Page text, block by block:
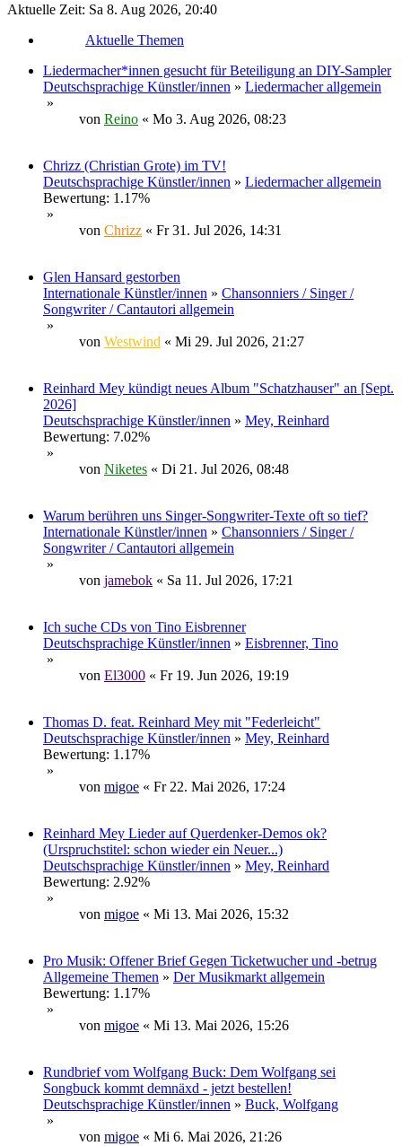
Aktuelle Zeit: Sa 8. Aug 2026, 20:40
Aktuelle Themen
Liedermacher*innen gesucht für Beteiligung an DIY-Sampler
Deutschsprachige Künstler/innen » Liedermacher allgemein
»
von Reino « Mo 3. Aug 2026, 08:23
Chrizz (Christian Grote) im TV!
Deutschsprachige Künstler/innen » Liedermacher allgemein
Bewertung: 1.17%
»
von Chrizz « Fr 31. Jul 2026, 14:31
Glen Hansard gestorben
Internationale Künstler/innen » Chansonniers / Singer /
Songwriter / Cantautori allgemein
»
von Westwind « Mi 29. Jul 2026, 21:27
Reinhard Mey kündigt neues Album "Schatzhauser" an [Sept.
2026]
Deutschsprachige Künstler/innen » Mey, Reinhard
Bewertung: 7.02%
»
von Niketes « Di 21. Jul 2026, 08:48
Warum berühren uns Singer-Songwriter-Texte oft so tief?
Internationale Künstler/innen » Chansonniers / Singer /
Songwriter / Cantautori allgemein
»
von jamebok « Sa 11. Jul 2026, 17:21
Ich suche CDs von Tino Eisbrenner
Deutschsprachige Künstler/innen » Eisbrenner, Tino
»
von El3000 « Fr 19. Jun 2026, 19:19
Thomas D. feat. Reinhard Mey mit "Federleicht"
Deutschsprachige Künstler/innen » Mey, Reinhard
Bewertung: 1.17%
»
von migoe « Fr 22. Mai 2026, 17:24
Reinhard Mey Lieder auf Querdenker-Demos ok?
(Urspruchstitel: schon wieder ein Neuer...)
Deutschsprachige Künstler/innen » Mey, Reinhard
Bewertung: 2.92%
»
von migoe « Mi 13. Mai 2026, 15:32
Pro Musik: Offener Brief Gegen Ticketwucher und -betrug
Allgemeine Themen » Der Musikmarkt allgemein
Bewertung: 1.17%
»
von migoe « Mi 13. Mai 2026, 15:26
Rundbrief vom Wolfgang Buck: Dem Wolfgang sei
Songbuck kommt demnäxd - jetzt bestellen!
Deutschsprachige Künstler/innen » Buck, Wolfgang
»
von migoe « Mi 6. Mai 2026, 21:26